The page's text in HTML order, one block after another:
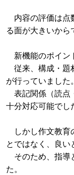
内容の評価は点
る面が大きいから
新機能のポイン
従来、構成・題
が行っていました。
表記関係（読点
十分対応可能でし
しかし作文教育
とではなく、良い
そのため、指導
た。